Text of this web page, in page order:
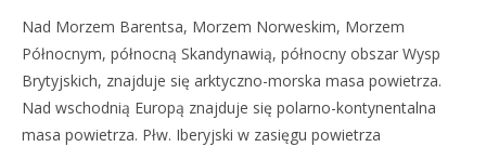
Nad Morzem Barentsa, Morzem Norweskim, Morzem
Północnym, północną Skandynawią, północny obszar Wysp
Brytyjskich, znajduje się arktyczno-morska masa powietrza.
Nad wschodnią Europą znajduje się polarno-kontynentalna
masa powietrza. Płw. Iberyjski w zasięgu powietrza